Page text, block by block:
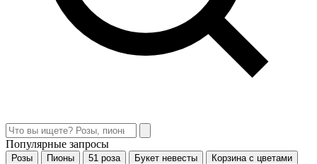
Популярные запросы
Розы Пионы 51 роза Букет невесты
Корзина с цветами